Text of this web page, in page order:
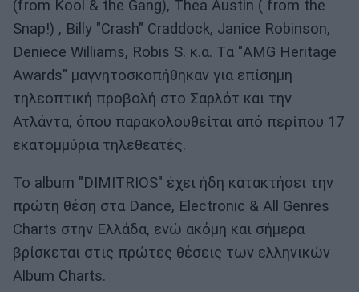
(from Kool & the Gang), Thea Austin ( from the
Snap!) , Billy "Crash" Craddock, Janice Robinson,
Deniece Williams, Robis S. κ.α. Tα "AMG Heritage
Awards" μαγνητοσκοπήθηκαν για επίσημη
τηλεοπτική προβολή στο Σαρλότ και την
Ατλάντα, όπου παρακολουθείται από περίπου 17
εκατομμύρια τηλεθεατές.
To album "DIMITRIOS" έχει ήδη κατακτήσει την
πρώτη θέση στα Dance, Electronic & All Genres
Charts στην Ελλάδα, ενώ ακόμη και σήμερα
βρίσκεται στις πρώτες θέσεις των ελληνικών
Album Charts.